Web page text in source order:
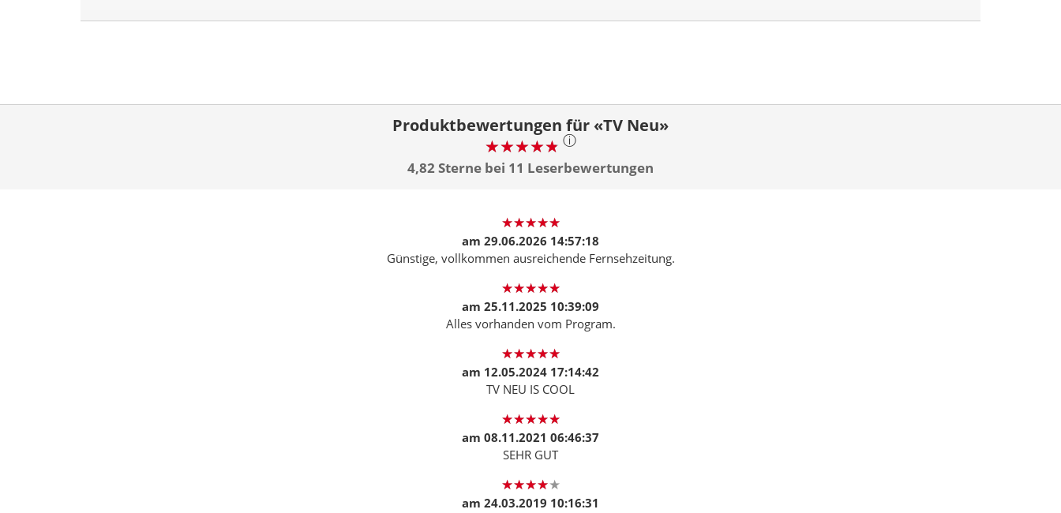
Produktbewertungen für «TV Neu»
ⓘ
4,82 Sterne bei 11 Leserbewertungen
am 29.06.2026 14:57:18
Günstige, vollkommen ausreichende Fernsehzeitung.
am 25.11.2025 10:39:09
Alles vorhanden vom Program.
am 12.05.2024 17:14:42
TV NEU IS COOL
am 08.11.2021 06:46:37
SEHR GUT
am 24.03.2019 10:16:31